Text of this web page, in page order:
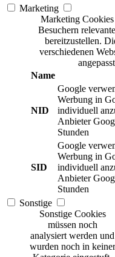
Marketing
Marketing
Besuchern
bereitzustellen.
verschiedenen
Name
NID
Google
Werbung in
individuell
Anbieter
Stunden
SID
Google
Werbung in
individuell
Anbieter
Stunden
Sonstige
Sonstige Cookies
müssen noch
analysiert werden und
wurden noch in keiner